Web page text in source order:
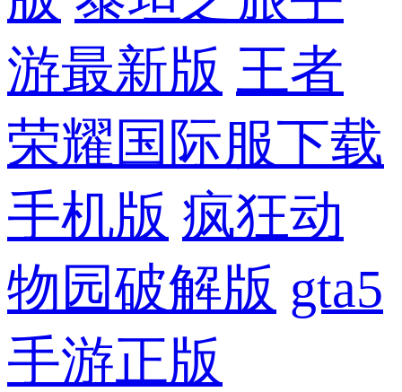
游最新版 王者
荣耀国际服下载
手机版 疯狂动
物园破解版 gta5
手游正版